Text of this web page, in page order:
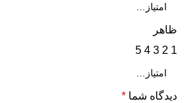
ظاهر
1
2
3
4
5
دیدگاه شما *